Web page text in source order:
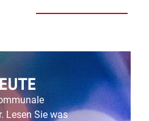
Lesen Sie was